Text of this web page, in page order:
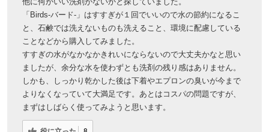
「Birds-バード-」はすすぎが１回でいいので水の節約になるこ
と、石鹸では洗えないものも洗えること、環境に配慮している
ことなどから購入してみました。
すすぎの水がなかなかきれいにならないので大丈夫かなと思い
ましたが、余分な水を使わずとも洗剤の残り感はありません。
しかも、しっかり乾かした後は下着やエプロンの臭いが今まで
よりなくなっていて大満足です。あとはコスパの問題ですが、
まずはしばらく使ってみようと思います。